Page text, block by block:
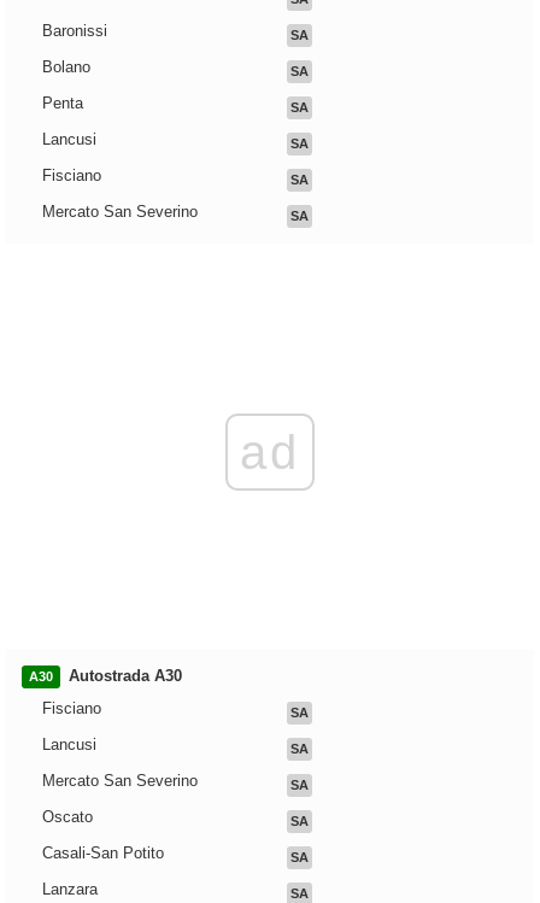
Baronissi SA
Bolano SA
Penta SA
Lancusi SA
Fisciano SA
Mercato San Severino SA
ad
A30
Autostrada A30
Fisciano
SA
Lancusi SA
Mercato San Severino SA
Oscato SA
Casali-San Potito SA
Lanzara SA